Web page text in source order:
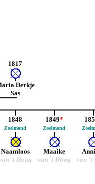
1817
Derkje
Sas
1848
Zoelmond
Naamloos
't Hoog
1849*
Zoelmond
Maaike
van 't Hoog
van 't